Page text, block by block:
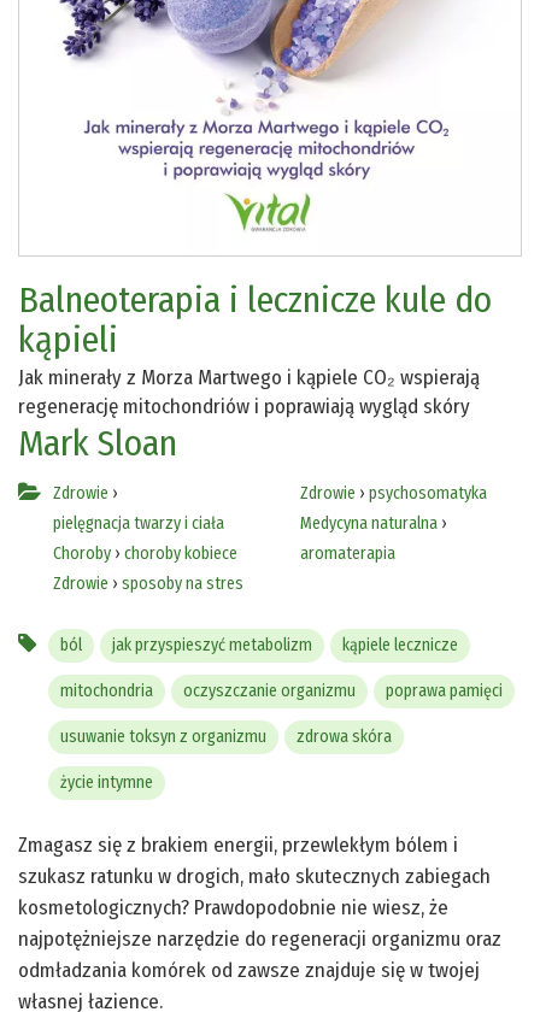
Balneoterapia i lecznicze kule do
kąpieli
Jak minerały z Morza Martwego i kąpiele CO₂ wspierają
regenerację mitochondriów i poprawiają wygląd skóry
Mark Sloan
Zdrowie ›
pielęgnacja twarzy i ciała
Choroby › choroby kobiece
Zdrowie › sposoby na stres
Zdrowie › psychosomatyka
Medycyna naturalna›
aromaterapia
ból jak przyspieszyć metabolizm kąpiele lecznicze
mitochondria oczyszczanie organizmu poprawa pamięci
usuwanie toksyn z organizmu zdrowa skóra
życie intymne
Zmagasz się z brakiem energii, przewlekłym bólem i
szukasz ratunku w drogich, mało skutecznych zabiegach
kosmetologicznych? Prawdopodobnie nie wiesz, że
najpotężniejsze narzędzie do regeneracji organizmu oraz
odmładzania komórek od zawsze znajduje się w twojej
własnej łazience.